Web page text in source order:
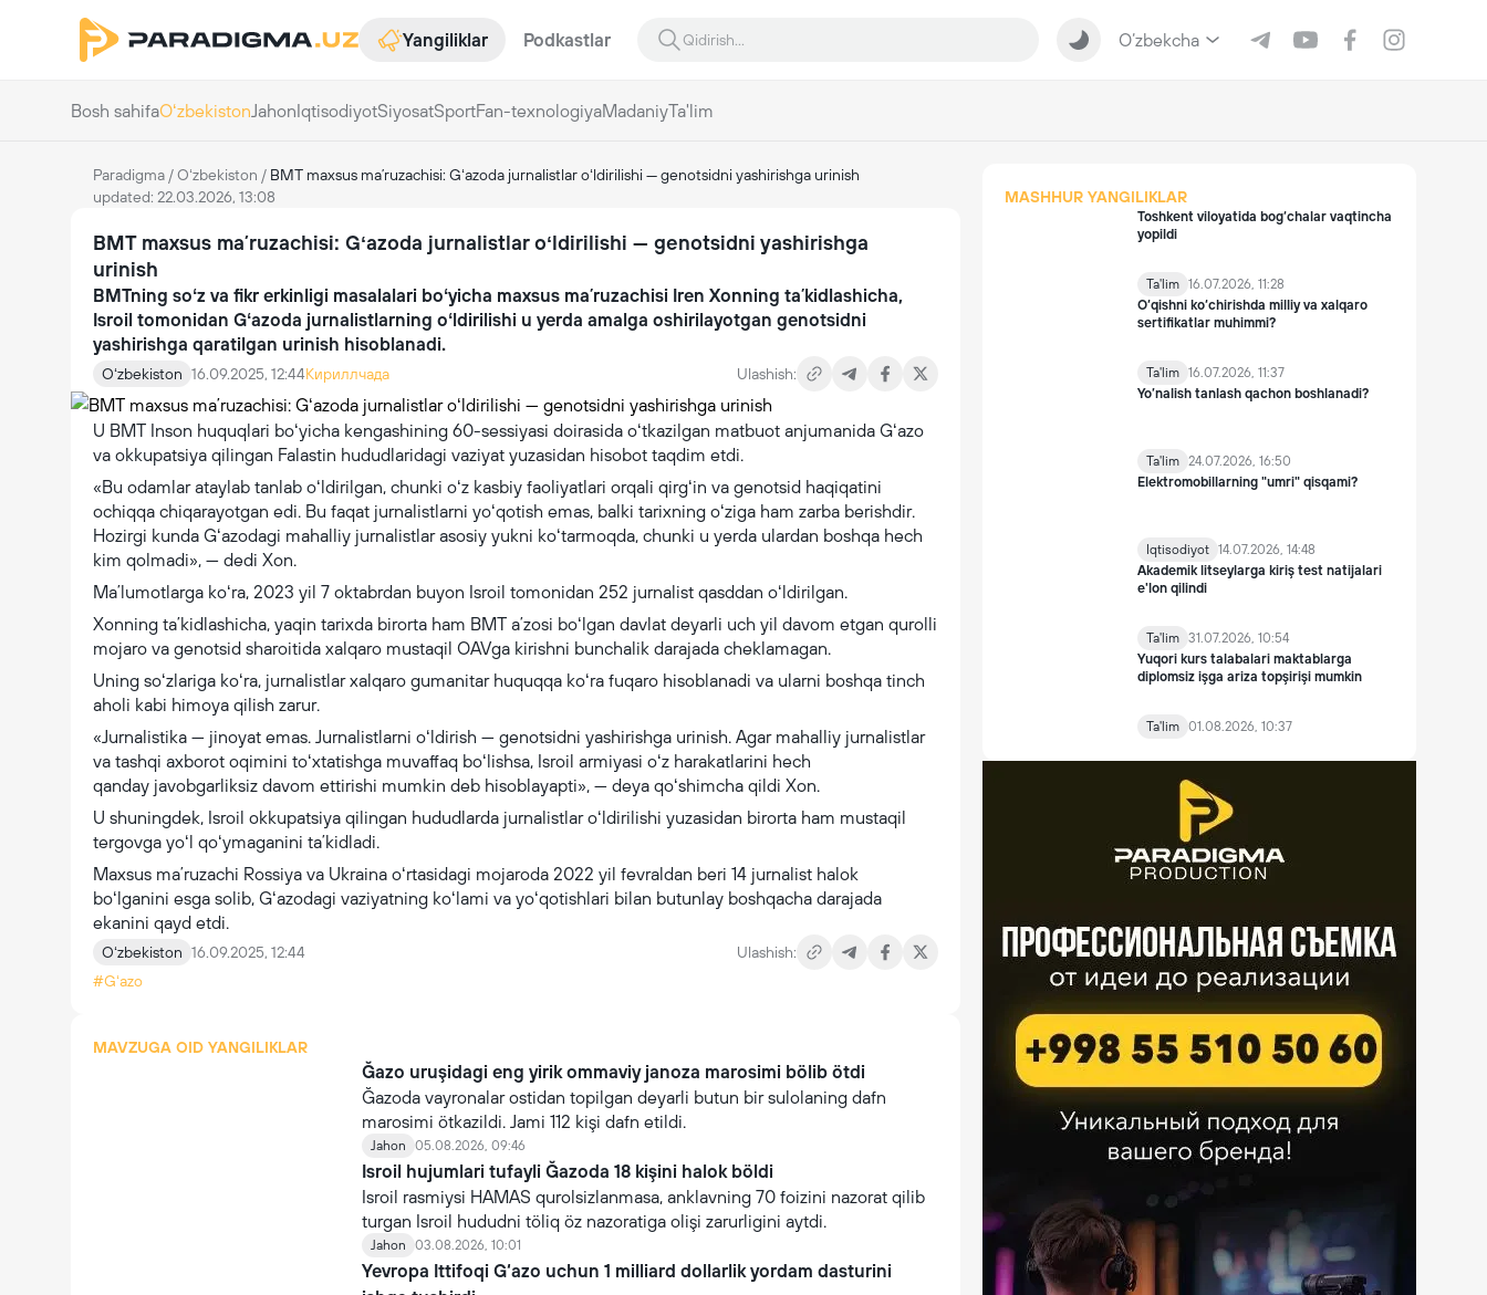
Yangiliklar Podkastlar O‘zbekcha
Bosh sahifaOʻzbekistonJahonIqtisodiyotSiyosatSportFan-texnologiyaMadaniyTa'lim
Paradigma /Oʻzbekiston / BMT maxsus maʼruzachisi: Gʻazoda jurnalistlar oʻldirilishi — genotsidni yashirishga urinish
updated: 22.03.2026, 13:08
BMT maxsus maʼruzachisi: Gʻazoda jurnalistlar oʻldirilishi — genotsidni yashirishga
urinish
BMTning soʻz va fikr erkinligi masalalari boʻyicha maxsus maʼruzachisi Iren Xonning taʼkidlashicha,
Isroil tomonidan Gʻazoda jurnalistlarning oʻldirilishi u yerda amalga oshirilayotgan genotsidni
yashirishga qaratilgan urinish hisoblanadi.
Oʻzbekiston 16.09.2025, 12:44Кириллчада Ulashish:
U BMT Inson huquqlari boʻyicha kengashining 60-sessiyasi doirasida oʻtkazilgan matbuot anjumanida Gʻazo
va okkupatsiya qilingan Falastin hududlaridagi vaziyat yuzasidan hisobot taqdim etdi.
«Bu odamlar ataylab tanlab oʻldirilgan, chunki oʻz kasbiy faoliyatlari orqali qirgʻin va genotsid haqiqatini
ochiqqa chiqarayotgan edi. Bu faqat jurnalistlarni yoʻqotish emas, balki tarixning oʻziga ham zarba berishdir.
Hozirgi kunda Gʻazodagi mahalliy jurnalistlar asosiy yukni koʻtarmoqda, chunki u yerda ulardan boshqa hech
kim qolmadi», — dedi Xon.
Maʼlumotlarga koʻra, 2023 yil 7 oktabrdan buyon Isroil tomonidan 252 jurnalist qasddan oʻldirilgan.
Xonning taʼkidlashicha, yaqin tarixda birorta ham BMT aʼzosi boʻlgan davlat deyarli uch yil davom etgan qurolli
mojaro va genotsid sharoitida xalqaro mustaqil OAVga kirishni bunchalik darajada cheklamagan.
Uning soʻzlariga koʻra, jurnalistlar xalqaro gumanitar huquqqa koʻra fuqaro hisoblanadi va ularni boshqa tinch
aholi kabi himoya qilish zarur.
«Jurnalistika — jinoyat emas. Jurnalistlarni oʻldirish — genotsidni yashirishga urinish. Agar mahalliy jurnalistlar
va tashqi axborot oqimini toʻxtatishga muvaffaq boʻlishsa, Isroil armiyasi oʻz harakatlarini hech
qanday javobgarliksiz davom ettirishi mumkin deb hisoblayapti», — deya qoʻshimcha qildi Xon.
U shuningdek, Isroil okkupatsiya qilingan hududlarda jurnalistlar oʻldirilishi yuzasidan birorta ham mustaqil
tergovga yoʻl qoʻymaganini taʼkidladi.
Maxsus maʼruzachi Rossiya va Ukraina oʻrtasidagi mojaroda 2022 yil fevraldan beri 14 jurnalist halok
boʻlganini esga solib, Gʻazodagi vaziyatning koʻlami va yoʻqotishlari bilan butunlay boshqacha darajada
ekanini qayd etdi.
Oʻzbekiston 16.09.2025, 12:44
Ulashish:
#Gʻazo
MAVZUGA OID YANGILIKLAR
Ğazo uruşidagi eng yirik ommaviy janoza marosimi bölib ötdi
Ğazoda vayronalar ostidan topilgan deyarli butun bir sulolaning dafn
marosimi ötkazildi. Jami 112 kişi dafn etildi.
Jahon 05.08.2026, 09:46
Isroil hujumlari tufayli Ğazoda 18 kişini halok böldi
Isroil rasmiysi HAMAS qurolsizlanmasa, anklavning 70 foizini nazorat qilib
turgan Isroil hududni töliq öz nazoratiga olişi zarurligini aytdi.
Jahon 03.08.2026, 10:01
Yevropa Ittifoqi G‘azo uchun 1 milliard dollarlik yordam dasturini
MASHHUR YANGILIKLAR
Toshkent viloyatida bog‘chalar vaqtincha
yopildi
Ta'lim 16.07.2026, 11:28
O‘qishni ko‘chirishda milliy va xalqaro
sertifikatlar muhimmi?
Ta'lim 16.07.2026, 11:37
Yo’nalish tanlash qachon boshlanadi?
Ta'lim 24.07.2026, 16:50
Elektromobillarning "umri" qisqami?
Iqtisodiyot 14.07.2026, 14:48
Akademik litseylarga kiriş test natijalari
e'lon qilindi
Ta'lim 31.07.2026, 10:54
Yuqori kurs talabalari maktablarga
diplomsiz işga ariza topşirişi mumkin
Ta'lim 01.08.2026, 10:37